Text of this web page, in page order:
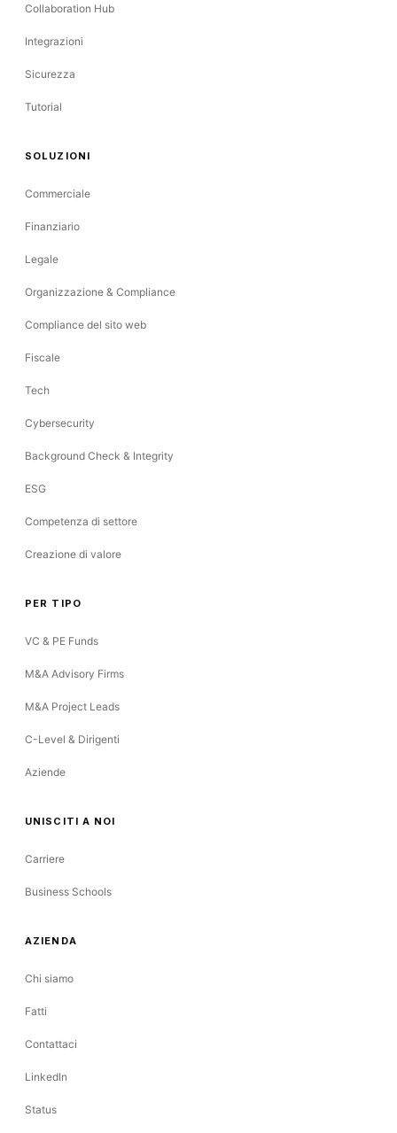
Collaboration Hub
Integrazioni
Sicurezza
Tutorial
SOLUZIONI
Commerciale
Finanziario
Legale
Organizzazione & Compliance
Compliance del sito web
Fiscale
Tech
Cybersecurity
Background Check & Integrity
ESG
Competenza di settore
Creazione di valore
PER TIPO
VC & PE Funds
M&A Advisory Firms
M&A Project Leads
C-Level & Dirigenti
Aziende
UNISCITI A NOI
Carriere
Business Schools
AZIENDA
Chi siamo
Fatti
Contattaci
LinkedIn
Status